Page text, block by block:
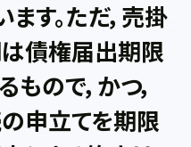
す。ただ，売掛
債権届出期限
ので，かつ，
申立てを期限